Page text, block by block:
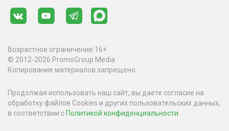
Возрастное ограничение 16+
© 2012-2026 PromoGroup Media
Копирование материалов запрещено.
Продолжая использовать наш сайт, вы даете согласие на
обработку файлов Cookies и других пользовательских данных,
в соответствии с Политикой конфиденциальности